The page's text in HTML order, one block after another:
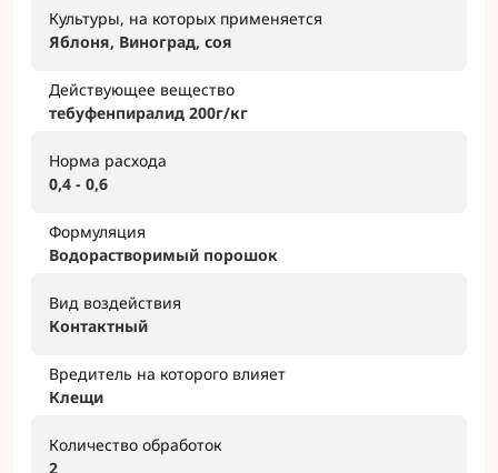
Культуры, на которых применяется
Яблоня, Виноград, соя
Действующее вещество
тебуфенпиралид 200г/кг
Норма расхода
0,4 - 0,6
Формуляция
Водорастворимый порошок
Вид воздействия
Контактный
Вредитель на которого влияет
Клещи
Количество обработок
2